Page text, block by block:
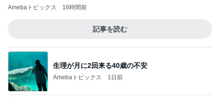
Amebaトピックス 16時間前
記事を読む
生理が月に2回来る40歳の不安
Amebaトピックス 1日前